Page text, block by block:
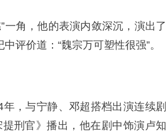
一角，他的表演内敛深沉，演出了
评价道：“魏宗万可塑性很强”。
，与宁静、邓超搭档出演连续剧
刑官》播出，他在剧中饰演卢知